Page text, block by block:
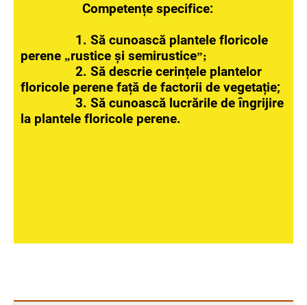
Competențe specifice:
1. Să cunoască plantele floricole
perene „rustice și semirustice”;
2. Să descrie cerințele plantelor
floricole perene față de factorii de vegetație;
3. Să cunoască lucrările de îngrijire
la plantele floricole perene.